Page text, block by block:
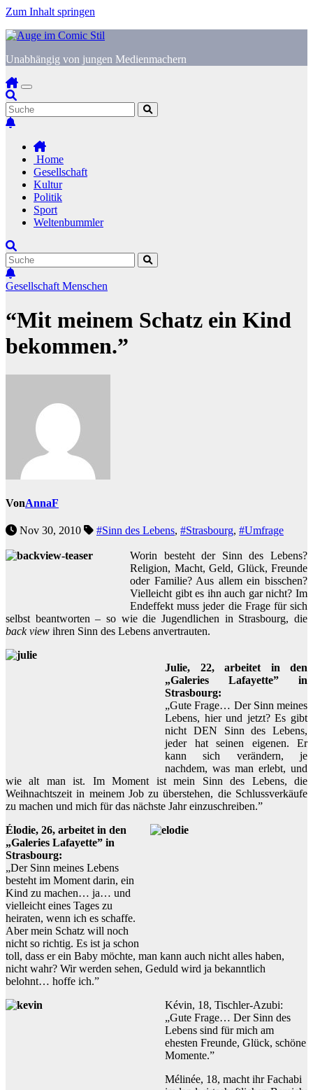
Zum Inhalt springen
Unabhängig von jungen Medienmachern
Home
Gesellschaft
Kultur
Politik
Sport
Weltenbummler
Gesellschaft Menschen
“Mit meinem Schatz ein Kind
bekommen.”
VonAnnaF
Nov 30, 2010 #Sinn des Lebens, #Strasbourg, #Umfrage
Worin besteht der Sinn des Lebens?
Religion, Macht, Geld, Glück, Freunde
oder Familie? Aus allem ein bisschen?
Vielleicht gibt es ihn auch gar nicht? Im
Endeffekt muss jeder die Frage für sich
selbst beantworten – so wie die Jugendlichen in Strasbourg, die
back view ihren Sinn des Lebens anvertrauten.
Julie, 22, arbeitet in den
„Galeries Lafayette” in
Strasbourg:
„Gute Frage… Der Sinn meines
Lebens, hier und jetzt? Es gibt
nicht DEN Sinn des Lebens,
jeder hat seinen eigenen. Er
kann sich verändern, je
nachdem, was man erlebt, und
wie alt man ist. Im Moment ist mein Sinn des Lebens, die
Weihnachtszeit in meinem Job zu überstehen, die Schlussverkäufe
zu machen und mich für das nächste Jahr einzuschreiben.”
Élodie, 26, arbeitet in den
„Galeries Lafayette” in
Strasbourg:
„Der Sinn meines Lebens
besteht im Moment darin, ein
Kind zu machen… ja… und
vielleicht eines Tages zu
heiraten, wenn ich es schaffe.
Aber mein Schatz will noch
nicht so richtig. Es ist ja schon
toll, dass er ein Baby möchte, man kann auch nicht alles haben,
nicht wahr? Wir werden sehen, Geduld wird ja bekanntlich
belohnt… hoffe ich.”
Kévin, 18, Tischler-Azubi:
„Gute Frage… Der Sinn des
Lebens sind für mich am
ehesten Freunde, Glück, schöne
Momente.”
Mélinée, 18, macht ihr Fachabi